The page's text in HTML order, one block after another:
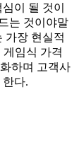
이 될 것이
는 것이야말
가장 현실적
게임식 가격
하며 고객사
다.